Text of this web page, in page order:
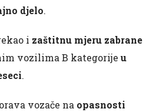
djelo.
i zaštitnu mjeru zabrane
vozilima B kategorije u
.
vozače na opasnosti